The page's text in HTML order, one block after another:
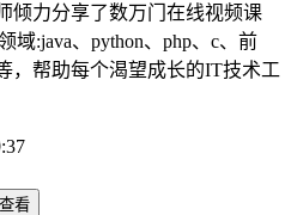
倾力分享了数万门在线视频课
域:java、python、php、c、前
，帮助每个渴望成长的IT技术工
看